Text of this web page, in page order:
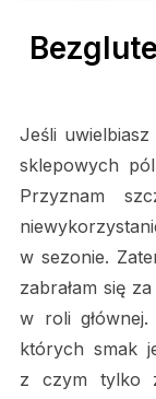
Jeśli
sklepowych
Przyznam
w sezonie.
zabrałam się
w roli
których smak
z czym tylko